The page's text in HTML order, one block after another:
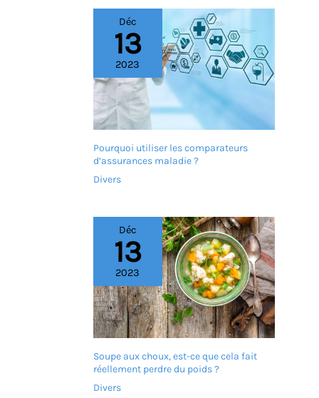
Déc
13
2023
Pourquoi utiliser les comparateurs
d’assurances maladie ?
Divers
Déc
13
2023
Soupe aux choux, est-ce que cela fait
réellement perdre du poids ?
Divers